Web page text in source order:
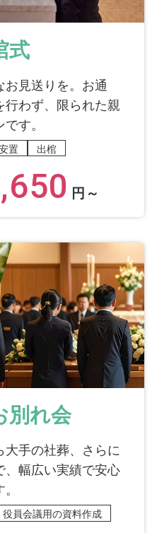
式
見送りを。お通
わず、限られた親
す。
置 出棺
円～
別れ会
手の社葬、さらに
幅広い実績で安心
役員会議用の資料作成